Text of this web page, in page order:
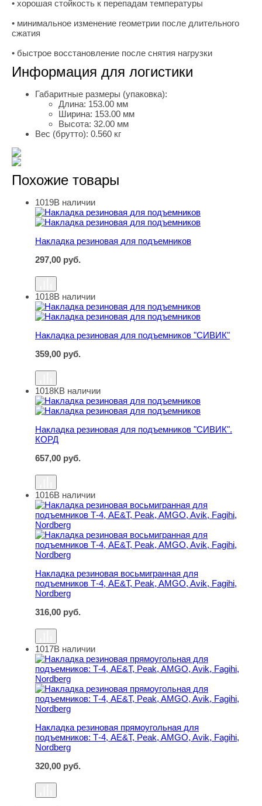
• хорошая стойкость к перепадам температуры
• минимальное изменение геометрии после длительного
сжатия
• быстрое восстановление после снятия нагрузки
Информация для логистики
Габаритные размеры (упаковка):
Длина: 153.00 мм
Ширина: 153.00 мм
Высота: 32.00 мм
Вес (брутто): 0.560 кг
Похожие товары
Накладка резиновая для подъемников
1019В наличии
Накладка резиновая для подъемников
297,00 руб.
Накладка резиновая для подъемников "СИВИК"
1018В наличии
Накладка резиновая для подъемников "СИВИК"
359,00 руб.
Накладка резиновая для подъемников "СИВИК". КОРД
1018КВ наличии
Накладка резиновая для подъемников "СИВИК".
КОРД
657,00 руб.
Накладка резиновая восьмигранная для подъемников
1016В наличии
Накладка резиновая восьмигранная для
подъемников Т-4, AE&T, Peak, AMGO, Avik, Fagihi,
Nordberg
316,00 руб.
Накладка резиновая прямоугольная для
1017В наличии
Накладка резиновая прямоугольная для
подъемников: Т-4, AE&T, Peak, AMGO, Avik, Fagihi,
Nordberg
320,00 руб.